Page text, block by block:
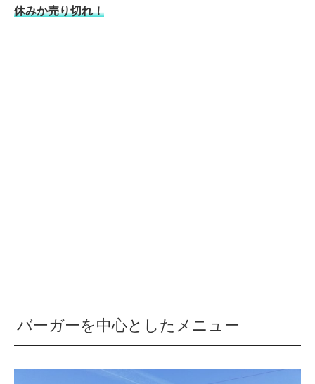
休みか売り切れ！
バーガーを中心としたメニュー